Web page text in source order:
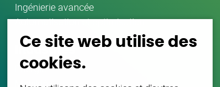
Ingénierie avancée
Automatisation et optimisation
Industries
Énergie
Mobilité
Ce site web utilise des
cookies.